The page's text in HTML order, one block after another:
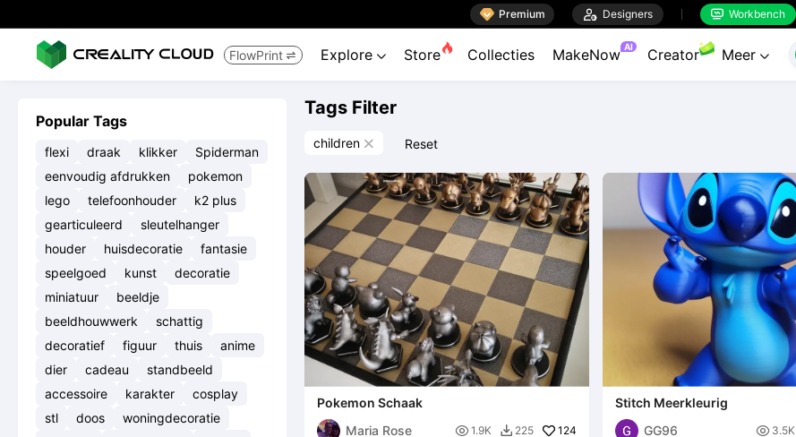
 Premium  Designers  Workbench
FlowPrint  Explore  Store Collecties MakeNow AI Creator Meer 
Popular Tags
flexi draak klikker
Spiderman
eenvoudig afdrukken
pokemon
lego
telefoonhouder
k2 plus
gearticuleerd
sleutelhanger
houder
huisdecoratie
fantasie
speelgoed
kunst
decoratie
miniatuur
beeldje
beeldhouwwerk
schattig
decoratief
figuur thuis
anime
dier
cadeau
standbeeld
accessoire
karakter
cosplay
stl
doos
woningdecoratie
Tags Filter
children  Reset
Pokemon Schaak
Maria Rose
 1.9K  225 124
Stitch Meerkleurig
GG96
 3.5K